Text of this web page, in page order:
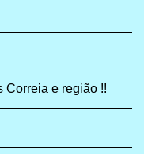
Correia e região !!